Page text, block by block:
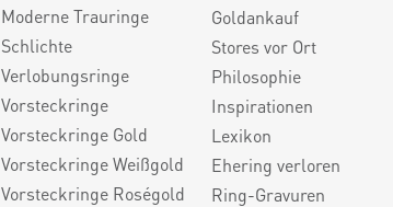
Moderne Trauringe
Schlichte
Verlobungsringe
Vorsteckringe
Vorsteckringe Gold
Vorsteckringe Weißgold
Vorsteckringe Roségold
Goldankauf
Stores vor Ort
Philosophie
Inspirationen
Lexikon
Ehering verloren
Ring-Gravuren